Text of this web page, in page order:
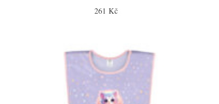
261 Kč